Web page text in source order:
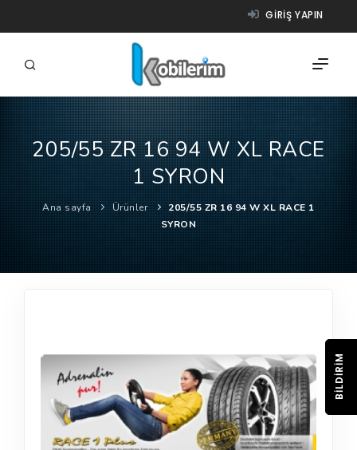
GIRIŞ YAPIN
FIRMALAR
ÜRÜNLER
NASIL ÇALIŞIR?
YARDIM
205/55 ZR 16 94 W XL RACE
1 SYRON
Ana sayfa Ürünler
205/55 ZR 16 94 W XL RACE 1
SYRON
BILDIRIM